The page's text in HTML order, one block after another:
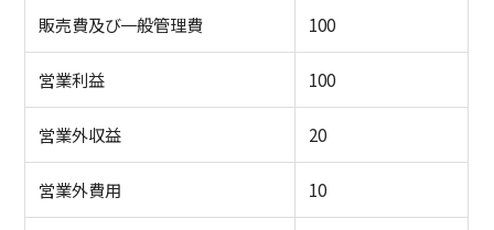
販売費及び一般管理費 100
営業利益 100
営業外収益 20
営業外費用 10